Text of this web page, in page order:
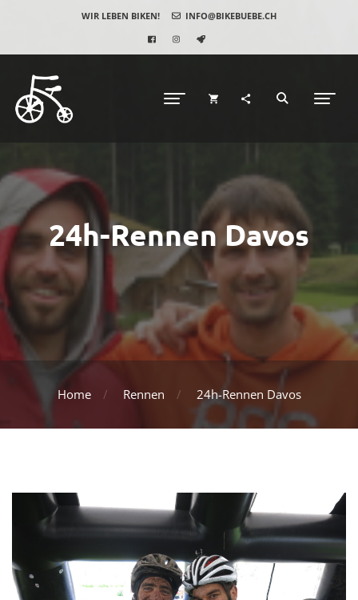
WIR LEBEN BIKEN! INFO@BIKEBUEBE.CH
24h-Rennen Davos
Home Rennen 24h-Rennen Davos